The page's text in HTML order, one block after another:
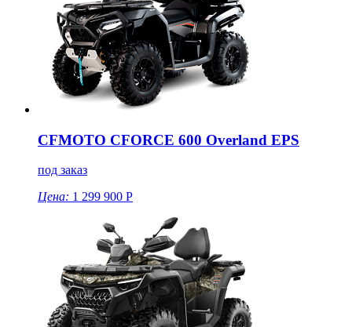
CFMOTO CFORCE 600 Overland EPS
под заказ
Цена: 1 299 900 Р